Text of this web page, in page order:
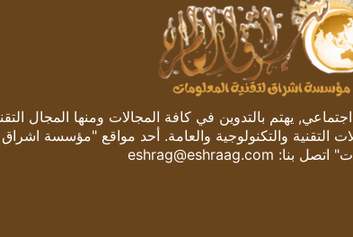
يهتم بالتدوين في كافة المجالات ومنها المجال
التقنية والتكنولوجية والعامة. أحد مواقع "مؤسسة اشراق
اتصل بنا: eshrag@eshraag.com